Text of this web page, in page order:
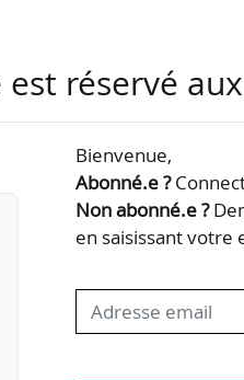
en progrès depuis
annuel de
04/2019.
est réservé
Bienvenue,
Abonné.e ?
Non abonné.e ?
en saisissant votre